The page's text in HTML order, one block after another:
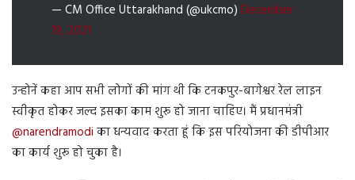
— CM Office Uttarakhand (@ukcmo) December
19, 2021
उन्होनें कहा आप सभी लोगों की मांग थी कि टनकपुर-बागेश्वर रेल लाइन
स्वीकृत होकर जल्द इसका काम शुरू हो जाना चाहिए। मैं प्रधानमंत्री
@narendramodi का धन्यवाद करता हूं कि इस परियोजना की डीपीआर
का कार्य शुरू हो चुका है।